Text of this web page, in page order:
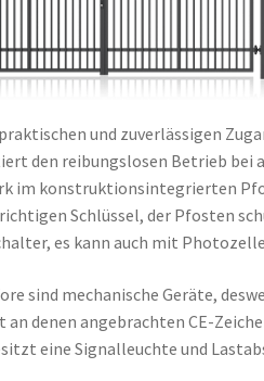
und zuverlässigen
den reibungslosen Betrieb bei
im konstruktionsintegrierten
Schlüssel, der Pfosten
es kann auch mit
sind mechanische Geräte,
denen angebrachten CE-
eine Signalleuchte und